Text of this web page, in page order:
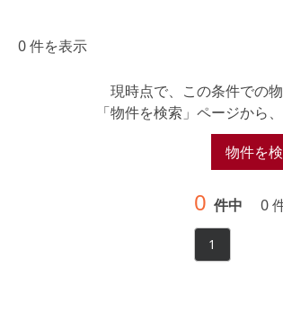
0 件を表示
現時点で、この条件での
「物件を検索」ページから
物件を
0 件中 0
1